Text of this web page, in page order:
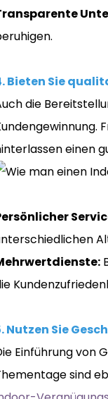
Bieten Sie
die
einen
Nutzen Sie
Einführung von
sind